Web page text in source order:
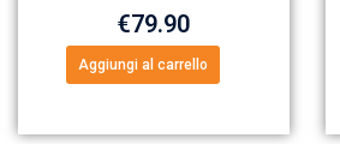
€79.90
Aggiungi al carrello